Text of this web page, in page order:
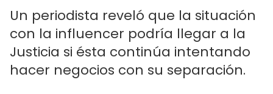
Un periodista reveló que la situación
con la influencer podría llegar a la
Justicia si ésta continúa intentando
hacer negocios con su separación.